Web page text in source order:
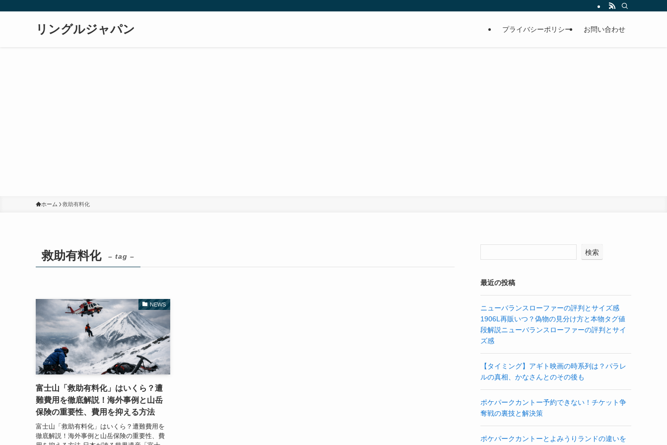
リングルジャパン プライバシーポリシー お問い合わせ
ホーム 救助有料化
救助有料化 – tag –
NEWS
富士山「救助有料化」はいくら？遭
難費用を徹底解説！海外事例と山岳
保険の重要性、費用を抑える方法
富士山「救助有料化」はいくら？遭難費用を
徹底解説！海外事例と山岳保険の重要性、費
検索
最近の投稿
ニューバランスローファーの評判とサイズ感
1906L再販いつ？偽物の見分け方と本物タグ値
段解説ニューバランスローファーの評判とサイ
ズ感
【タイミング】アギト映画の時系列は？パラレ
ルの真相、かなさんとのその後も
ポケパークカントー予約できない！チケット争
奪戦の裏技と解決策
ポケパークカントーとよみうりランドの違いを